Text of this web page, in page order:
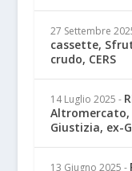
27 Settembre
cassette,
crudo, CERS
14 Luglio 2025 -
Altromercato,
Giustizia, ex-
13 Giugno 2025 -